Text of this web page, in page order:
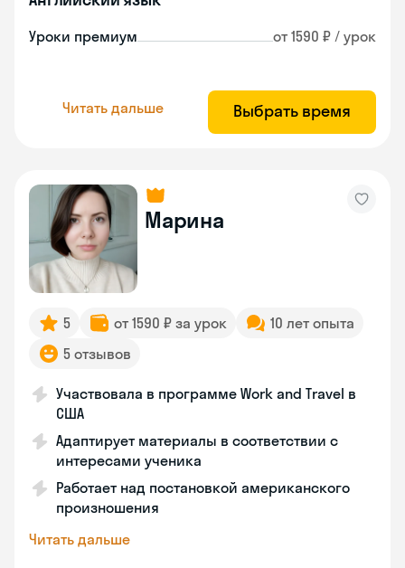
Уроки премиум от 1590 ₽ / урок
Читать дальше Выбрать время
Марина
5 от 1590 ₽ за урок
10 лет опыта
5 отзывов
Участвовала в программе Work and Travel в
США
Адаптирует материалы в соответствии с
интересами ученика
Работает над постановкой американского
произношения
Читать дальше